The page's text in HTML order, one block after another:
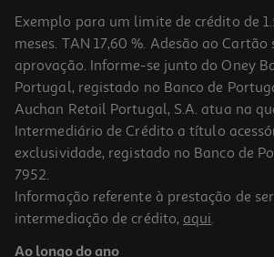
Carpete Arranhador Auchan Sisal 44.5x30.5cm
Exemplo para um limite de crédito de
meses. TAN 17,60 %. Adesão ao Cartão
aprovação. Informe-se junto do Oney
Portugal, registado no Banco de
Auchan Retail Portugal, S.A. atua na
Intermediário de Crédito a título
exclusividade, registado no Banco de
7952.
Informação referente à prestação de
intermediação de crédito, aqui.
Ao longo do ano